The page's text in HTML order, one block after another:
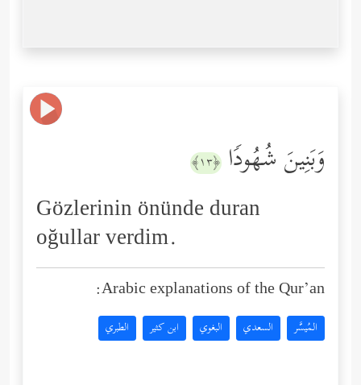
وَبَنِینَ شُهُودࣰا ﴿١٣﴾
Gözlerinin önünde duran
oğullar verdim.
Arabic explanations of the Qur’an:
المُيسَّر السعدي البغوي ابن كثير الطبري